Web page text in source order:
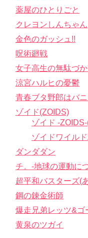
薬屋のひとりごと
クレヨンしんちゃん
金色のガッシュ!!
呪術廻戦
女子高生の無駄づ
涼宮ハルヒの憂鬱
青春ブタ野郎はバ
ゾイド(ZOIDS)
ゾイド -
ゾイドワイル
ダンダダン
チ。-地球の運動に
超平和バスターズ(
鋼の錬金術師
爆走兄弟レッツ&ゴ
黄泉のツガイ